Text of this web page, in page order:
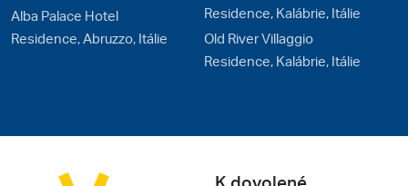
Alba Palace Hotel
Residence, Abruzzo, Itálie
Residence, Kalábrie, Itálie
Old River Villaggio
Residence, Kalábrie, Itálie